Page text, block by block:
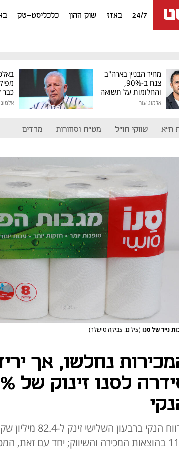
24/7 באזז שוק ההון כלכליסט-טק
מחיר הבניין בארה"ב
צנח ב-90%,
והחלומות על תשואה
גבוהה התנפצו
אלמוג עזר
כבר
של
ת"א שווקי חו"ל מט"ח וסחורות מדדים
נייר של סנו (צילום: צביקה טישלר)
נחלשו, אך
הרווח הנקי